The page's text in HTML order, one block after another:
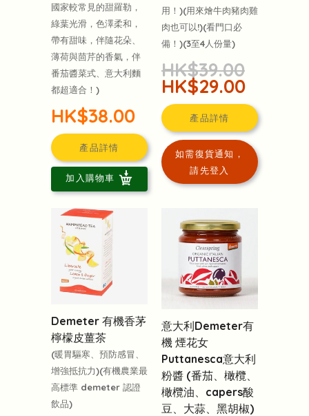
國家較常見的甜羅勒，
綠葉光滑，色澤柔和，
帶有甜味，伴隨花朵、
薄荷與茴芹的香氣，伴
番茄醬菜式、意大利麵
都超適合！)
HK$38.00
產品詳情
加入購物車
用！)(用來燴牛肉豬肉雞
肉也可以!)(看門口必
備！)(3至4人份量)
HK$39.00
HK$29.00
產品詳情
如需復貨通知，
請先登入
Demeter 有機香茅
檸檬皮薑茶
(暖胃驅寒、預防感冒、
增強抵抗力)(有機農業最
高標準 demeter 認證
飲品)
意大利Demeter有
機 煙花女
Puttanesca意大利
粉醬 (番茄、橄欖、
橄欖油、capers酸
豆、大蒜、黑胡椒)